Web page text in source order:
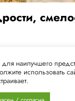
& BlogWordPress
наилучшего
использовать